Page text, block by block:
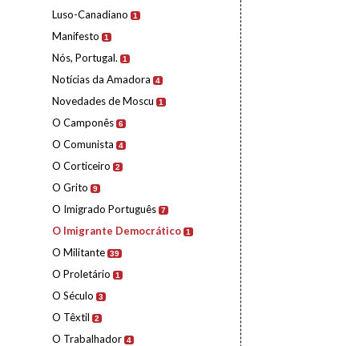
Luso-Canadiano 1
Manifesto 1
Nós, Portugal. 1
Notícias da Amadora 4
Novedades de Moscu 1
O Camponês 6
O Comunista 4
O Corticeiro 2
O Grito 9
O Imigrado Português 7
O Imigrante Democrático 1
O Militante 39
O Proletário 1
O Século 3
O Têxtil 2
O Trabalhador 4